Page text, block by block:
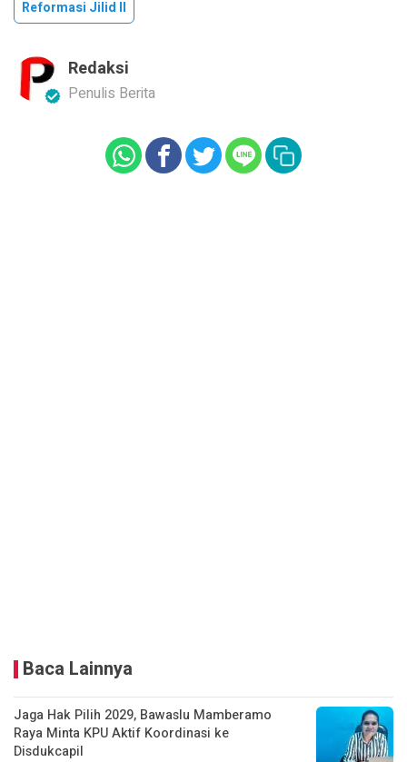
Reformasi Jilid II
Redaksi
Penulis Berita
Baca Lainnya
Jaga Hak Pilih 2029, Bawaslu Mamberamo
Raya Minta KPU Aktif Koordinasi ke
Disdukcapil